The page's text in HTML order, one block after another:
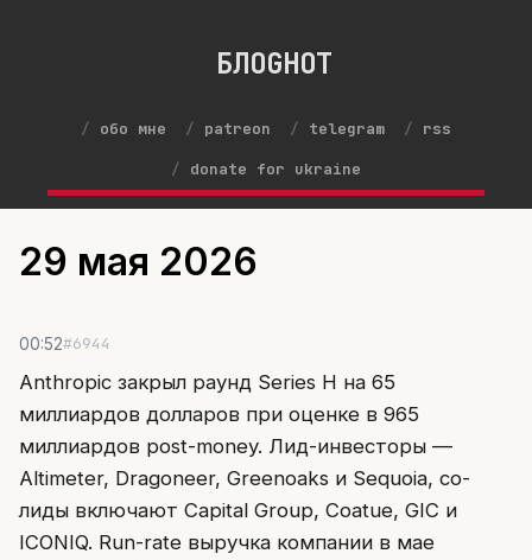
БЛОGНОТ
обо мне patreon telegram
rss
donate for ukraine
29 мая 2026
00:52#6944
Anthropic закрыл раунд Series H на 65
миллиардов долларов при оценке в 965
миллиардов post-money. Лид-инвесторы —
Altimeter, Dragoneer, Greenoaks и Sequoia, со-
лиды включают Capital Group, Coatue, GIC и
ICONIQ. Run-rate выручка компании в мае